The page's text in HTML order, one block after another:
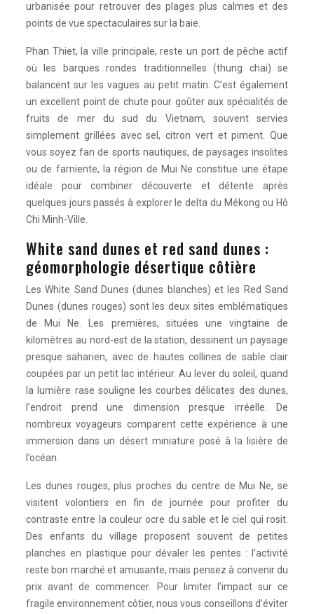
urbanisée pour retrouver des plages plus calmes et des
points de vue spectaculaires sur la baie.
Phan Thiet, la ville principale, reste un port de pêche actif
où les barques rondes traditionnelles (thung chai) se
balancent sur les vagues au petit matin. C’est également
un excellent point de chute pour goûter aux spécialités de
fruits de mer du sud du Vietnam, souvent servies
simplement grillées avec sel, citron vert et piment. Que
vous soyez fan de sports nautiques, de paysages insolites
ou de farniente, la région de Mui Ne constitue une étape
idéale pour combiner découverte et détente après
quelques jours passés à explorer le delta du Mékong ou Hô
Chi Minh-Ville.
White sand dunes et red sand dunes :
géomorphologie désertique côtière
Les White Sand Dunes (dunes blanches) et les Red Sand
Dunes (dunes rouges) sont les deux sites emblématiques
de Mui Ne. Les premières, situées une vingtaine de
kilomètres au nord-est de la station, dessinent un paysage
presque saharien, avec de hautes collines de sable clair
coupées par un petit lac intérieur. Au lever du soleil, quand
la lumière rase souligne les courbes délicates des dunes,
l’endroit prend une dimension presque irréelle. De
nombreux voyageurs comparent cette expérience à une
immersion dans un désert miniature posé à la lisière de
l’océan.
Les dunes rouges, plus proches du centre de Mui Ne, se
visitent volontiers en fin de journée pour profiter du
contraste entre la couleur ocre du sable et le ciel qui rosit.
Des enfants du village proposent souvent de petites
planches en plastique pour dévaler les pentes : l’activité
reste bon marché et amusante, mais pensez à convenir du
prix avant de commencer. Pour limiter l’impact sur ce
fragile environnement côtier, nous vous conseillons d’éviter